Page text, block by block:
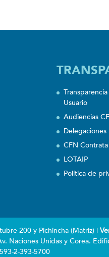
Usuario
Audiencias
Delegaciones
CFN Contrata
LOTAIP
Política de
200 y Pichincha (Matriz) |
Naciones Unidas y Corea.
2-393-5700